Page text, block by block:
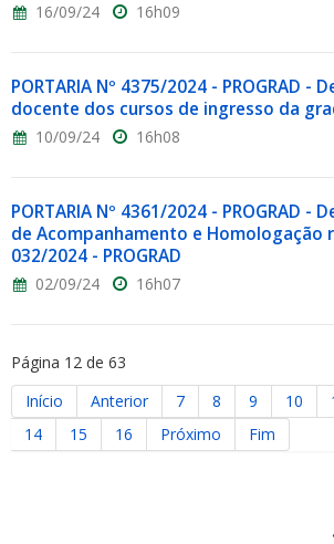
16/09/24 16h09
PORTARIA Nº 4375/2024 - PROGRAD -
docente dos cursos de ingresso da
10/09/24 16h08
PORTARIA Nº 4361/2024 - PROGRAD -
de Acompanhamento e Homologação
032/2024 - PROGRAD
02/09/24 16h07
Página 12 de 63
Início
Anterior 7 8 9 10
14
15 16 Próximo Fim